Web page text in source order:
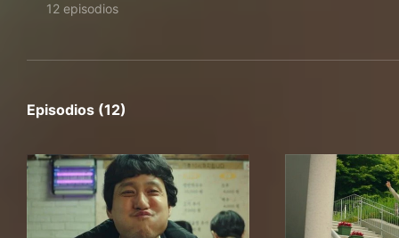
12 episodios
Episodios (12)